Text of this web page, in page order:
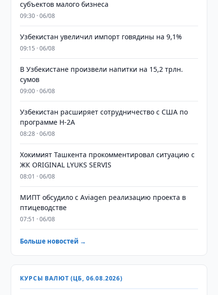
субъектов малого бизнеса
09:30 · 06/08
Узбекистан увеличил импорт говядины на 9,1%
09:15 · 06/08
В Узбекистане произвели напитки на 15,2 трлн.
сумов
09:00 · 06/08
Узбекистан расширяет сотрудничество с США по
программе H-2A
08:28 · 06/08
Хокимият Ташкента прокомментировал ситуацию с
ЖК ORIGINAL LYUKS SERVIS
08:01 · 06/08
МИПТ обсудило с Aviagen реализацию проекта в
птицеводстве
07:51 · 06/08
Больше новостей →
КУРСЫ ВАЛЮТ (ЦБ, 06.08.2026)